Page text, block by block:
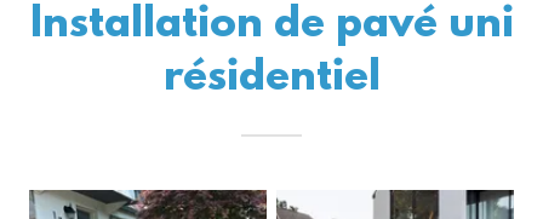
Installation de pavé uni
résidentiel